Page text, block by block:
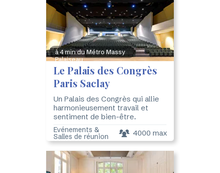
à 4 min du Métro Massy
Palaiseau
Le Palais des Congrès
Paris Saclay
Un Palais des Congrès qui allie
harmonieusement travail et
sentiment de bien-être.
4000 max
Evénements &
Salles de réunion